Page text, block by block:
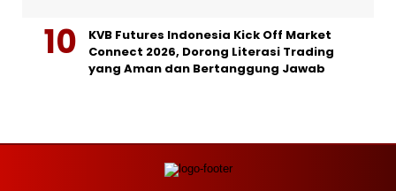
KVB Futures Indonesia Kick Off Market
Connect 2026, Dorong Literasi Trading
yang Aman dan Bertanggung Jawab